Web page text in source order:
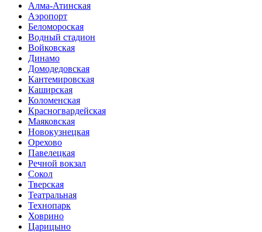
Алма-Атинская
Аэропорт
Беломороская
Водный стадион
Войковская
Динамо
Домоде­довская
Кантеми­ровская
Каширская
Коломенская
Красногвар­дейская
Маяковская
Новокузнецкая
Орехово
Павелецкая
Речной вокзал
Сокол
Тверская
Театральная
Технопарк
Ховрино
Царицыно